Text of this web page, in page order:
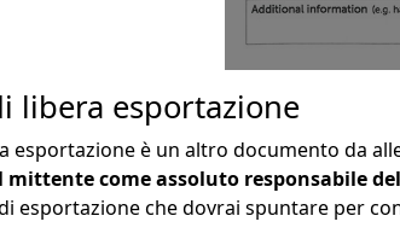
libera esportazione
esportazione è un altro documento da
come assoluto responsabile
esportazione che dovrai spuntare per